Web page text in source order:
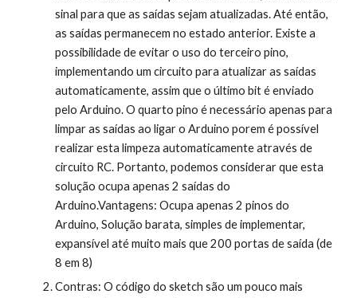
sinal para que as saídas sejam atualizadas. Até então,
as saídas permanecem no estado anterior. Existe a
possibilidade de evitar o uso do terceiro pino,
implementando um circuito para atualizar as saídas
automaticamente, assim que o último bit é enviado
pelo Arduino. O quarto pino é necessário apenas para
limpar as saídas ao ligar o Arduino porem é possível
realizar esta limpeza automaticamente através de
circuito RC. Portanto, podemos considerar que esta
solução ocupa apenas 2 saídas do
Arduino.Vantagens: Ocupa apenas 2 pinos do
Arduino, Solução barata, simples de implementar,
expansível até muito mais que 200 portas de saída (de
8 em 8)
Contras: O código do sketch são um pouco mais